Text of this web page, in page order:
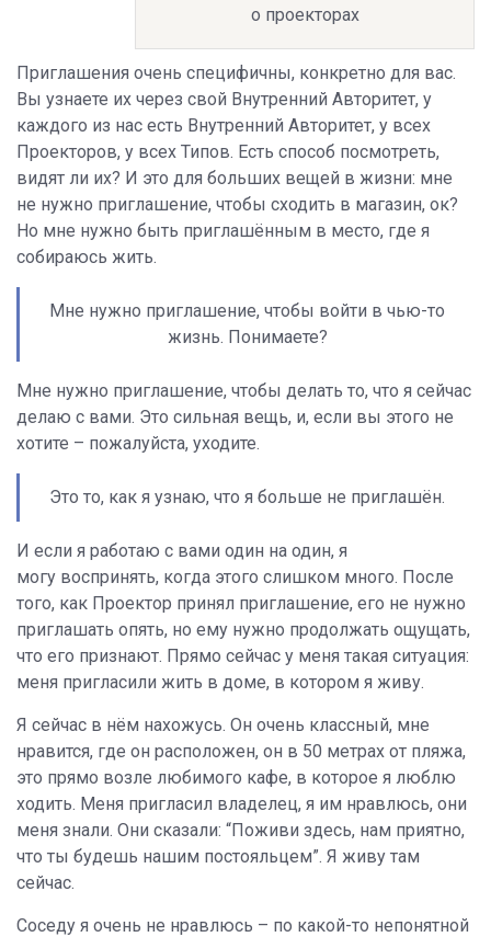
о проекторах
Приглашения очень специфичны, конкретно для вас.
Вы узнаете их через свой Внутренний Авторитет, у
каждого из нас есть Внутренний Авторитет, у всех
Проекторов, у всех Типов. Есть способ посмотреть,
видят ли их? И это для больших вещей в жизни: мне
не нужно приглашение, чтобы сходить в магазин, ок?
Но мне нужно быть приглашённым в место, где я
собираюсь жить.
Мне нужно приглашение, чтобы войти в чью-то
жизнь. Понимаете?
Мне нужно приглашение, чтобы делать то, что я сейчас
делаю с вами. Это сильная вещь, и, если вы этого не
хотите – пожалуйста, уходите.
Это то, как я узнаю, что я больше не приглашён.
И если я работаю с вами один на один, я
могу воспринять, когда этого слишком много. После
того, как Проектор принял приглашение, его не нужно
приглашать опять, но ему нужно продолжать ощущать,
что его признают. Прямо сейчас у меня такая ситуация:
меня пригласили жить в доме, в котором я живу.
Я сейчас в нём нахожусь. Он очень классный, мне
нравится, где он расположен, он в 50 метрах от пляжа,
это прямо возле любимого кафе, в которое я люблю
ходить. Меня пригласил владелец, я им нравлюсь, они
меня знали. Они сказали: “Поживи здесь, нам приятно,
что ты будешь нашим постояльцем”. Я живу там
сейчас.
Соседу я очень не нравлюсь – по какой-то непонятной